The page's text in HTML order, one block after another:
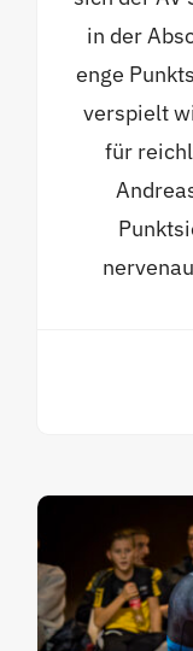
in der
enge
verspielt
für